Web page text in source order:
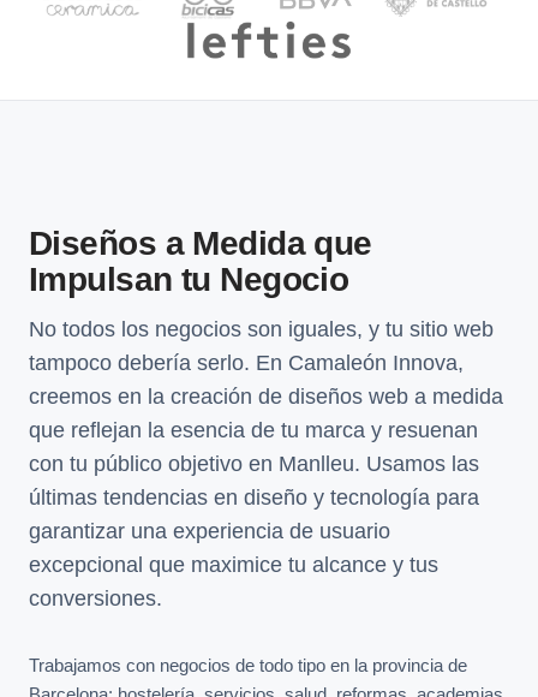
Diseños a Medida que
Impulsan tu Negocio
No todos los negocios son iguales, y tu sitio web
tampoco debería serlo. En Camaleón Innova,
creemos en la creación de diseños web a medida
que reflejan la esencia de tu marca y resuenan
con tu público objetivo en Manlleu. Usamos las
últimas tendencias en diseño y tecnología para
garantizar una experiencia de usuario
excepcional que maximice tu alcance y tus
conversiones.
Trabajamos con negocios de todo tipo en la provincia de